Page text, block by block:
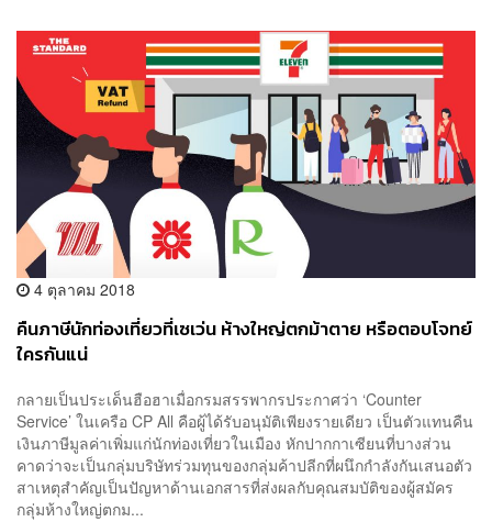
4 ตุลาคม 2018
คืนภาษีนักท่องเที่ยวที่เซเว่น ห้างใหญ่ตกม้าตาย หรือตอบโจทย์
ใครกันแน่
กลายเป็นประเด็นฮือฮาเมื่อกรมสรรพากรประกาศว่า ‘Counter
Service’ ในเครือ CP All คือผู้ได้รับอนุมัติเพียงรายเดียว เป็นตัวแทนคืน
เงินภาษีมูลค่าเพิ่มแก่นักท่องเที่ยวในเมือง หักปากกาเซียนที่บางส่วน
คาดว่าจะเป็นกลุ่มบริษัทร่วมทุนของกลุ่มค้าปลีกที่ผนึกกำลังกันเสนอตัว
สาเหตุสำคัญเป็นปัญหาด้านเอกสารที่ส่งผลกับคุณสมบัติของผู้สมัคร
กลุ่มห้างใหญ่ตกม...